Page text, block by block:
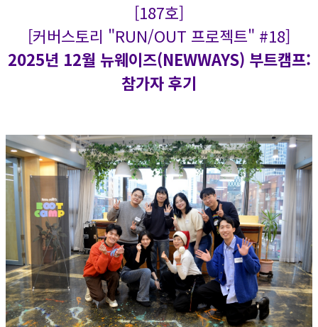
[187호]
[커버스토리 "RUN/OUT 프로젝트" #18]
2025년 12월 뉴웨이즈(NEWWAYS) 부트캠프:
참가자 후기